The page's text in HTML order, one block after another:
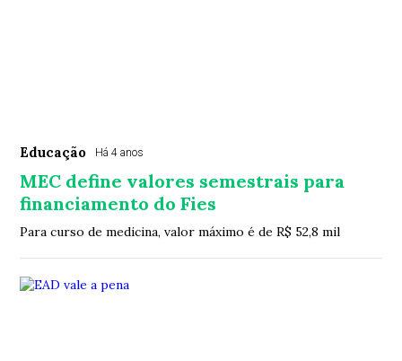
Educação Há 4 anos
MEC define valores semestrais para
financiamento do Fies
Para curso de medicina, valor máximo é de R$ 52,8 mil